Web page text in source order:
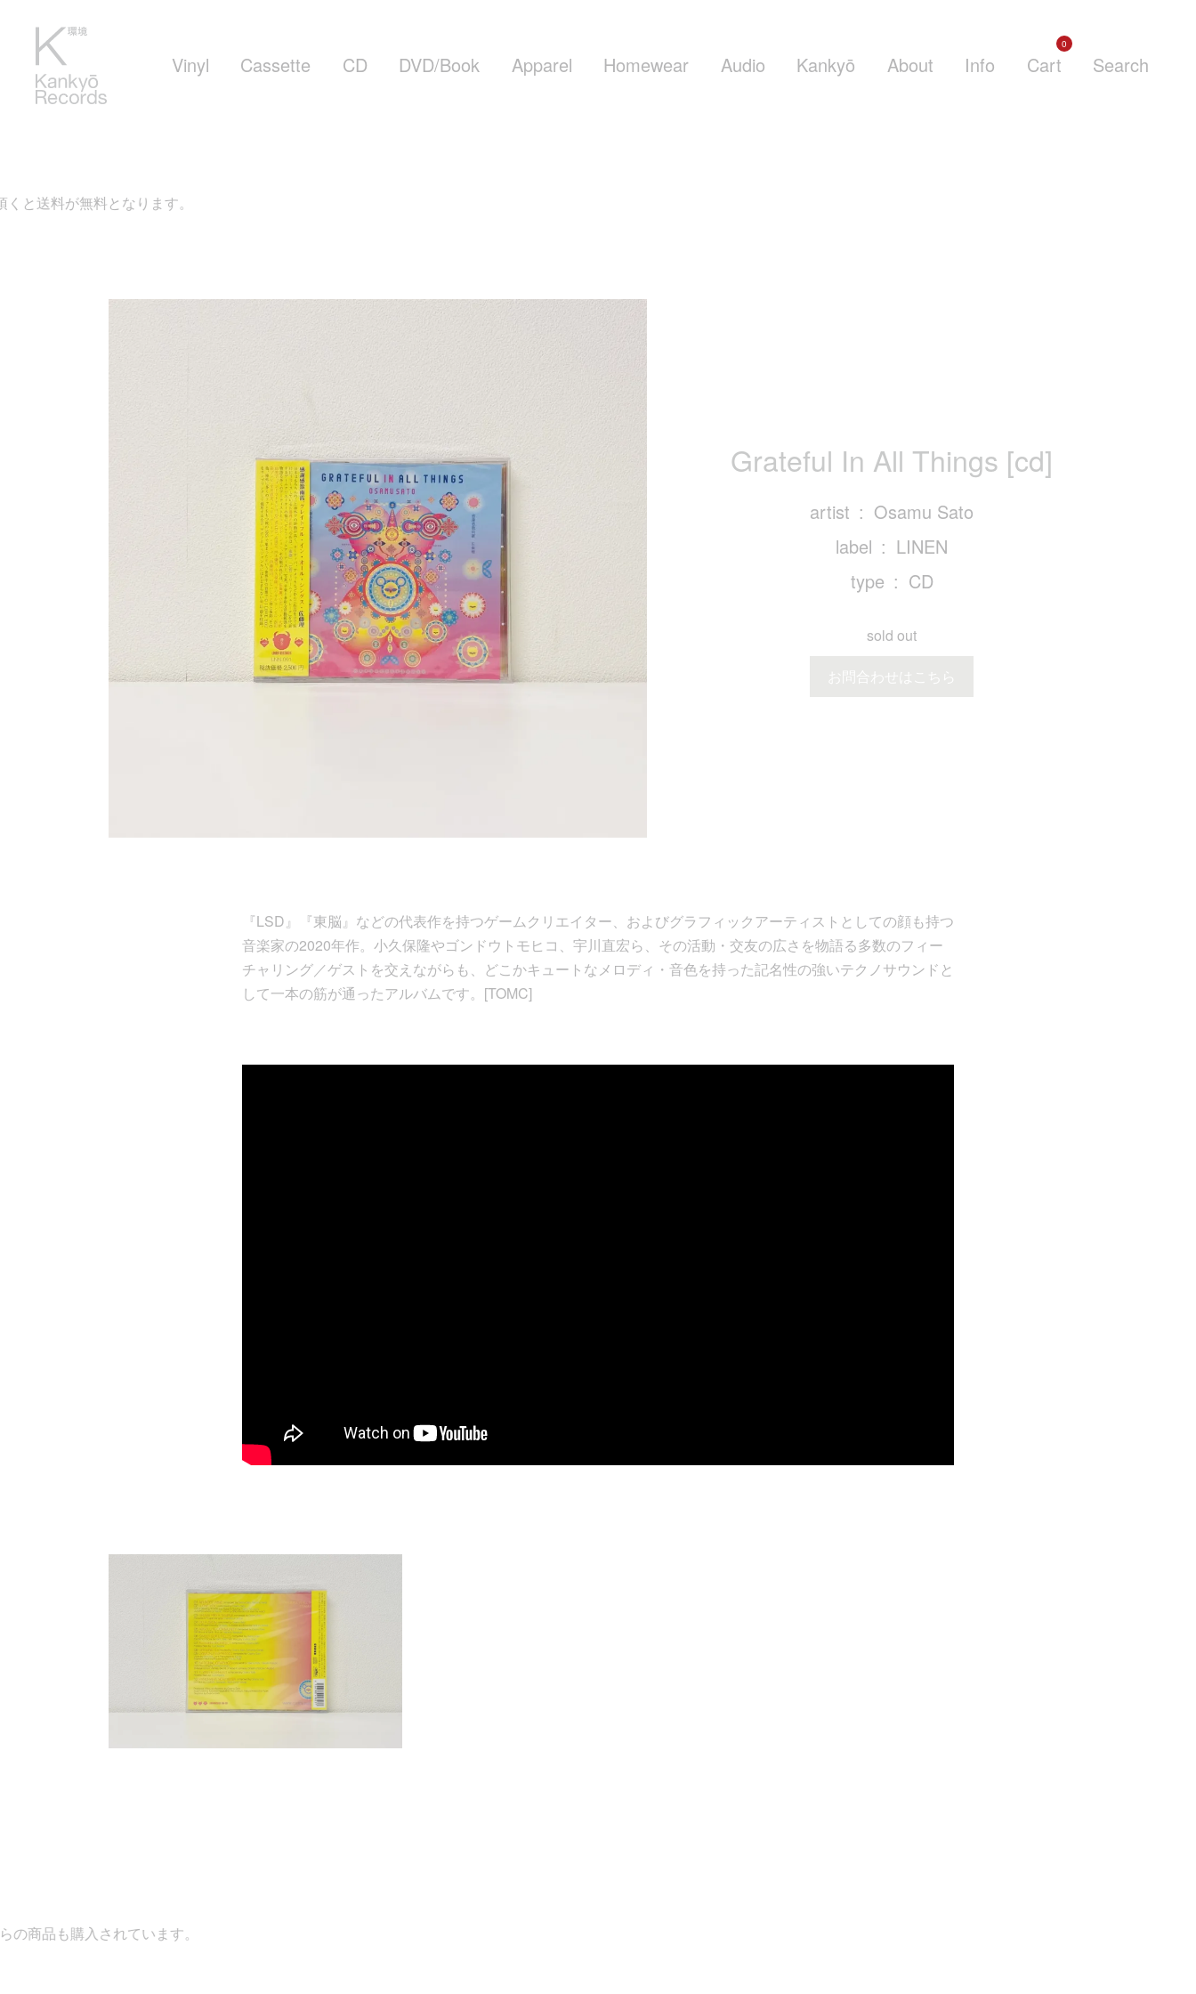
Vinyl Cassette CD DVD/Book Apparel Homewear Audio Kankyō About Info Cart
0
Search
なります。
Grateful In All Things [cd]
artist
Osamu Sato
label
LINEN
type
CD
sold out
お問合わせはこちら
『LSD』『東脳』などの代表作を持つゲームクリエイター、およびグラフィックアーティストとしての顔も持つ
音楽家の2020年作。小久保隆やゴンドウトモヒコ、宇川直宏ら、その活動・交友の広さを物語る多数のフィー
チャリング／ゲストを交えながらも、どこかキュートなメロディ・音色を持った記名性の強いテクノサウンドと
して一本の筋が通ったアルバムです。[TOMC]
ています。